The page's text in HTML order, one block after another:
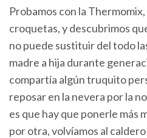
Probamos con la
croquetas, y descubrimos
no puede sustituir del todo
madre a hija durante
compartía algún truquito
reposar en la nevera por la
es que hay que ponerle más
por otra, volvíamos al